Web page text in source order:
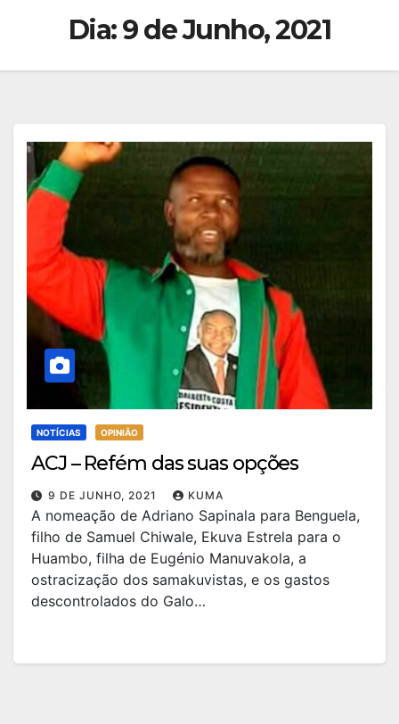
Dia:9 de Junho, 2021
NOTÍCIAS OPINIÃO
ACJ – Refém das suas opções
9 DE JUNHO, 2021 KUMA
A nomeação de Adriano Sapinala para Benguela,
filho de Samuel Chiwale, Ekuva Estrela para o
Huambo, filha de Eugénio Manuvakola, a
ostracização dos samakuvistas, e os gastos
descontrolados do Galo…